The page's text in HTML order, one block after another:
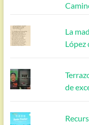
La
López
de